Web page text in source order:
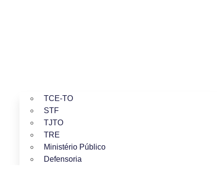
TCE-TO
STF
TJTO
TRE
Ministério Público
Defensoria